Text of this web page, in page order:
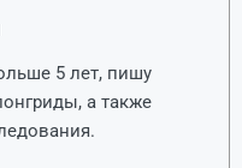
5 лет, пишу
а также